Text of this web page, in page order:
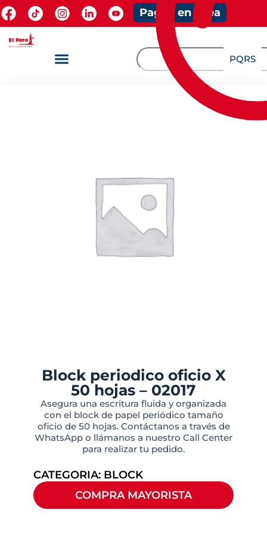
Pagos en línea
PQRS
Block periodico oficio X
50 hojas – 02017
Asegura una escritura fluida y organizada
con el block de papel periódico tamaño
oficio de 50 hojas. Contáctanos a través de
WhatsApp o llámanos a nuestro Call Center
para realizar tu pedido.
CATEGORIA: BLOCK
COMPRA MAYORISTA